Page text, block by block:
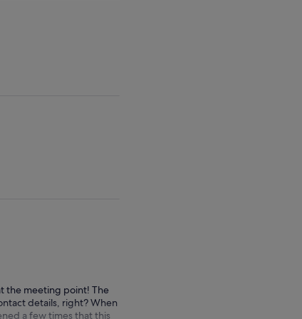
the meeting point! The
details, right? When
a few times that this